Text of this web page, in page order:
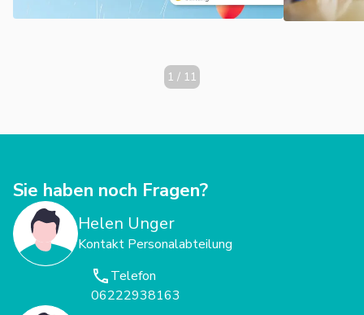
1 / 11
Sie haben noch Fragen?
Helen Unger
Kontakt Personalabteilung
Telefon
06222938163